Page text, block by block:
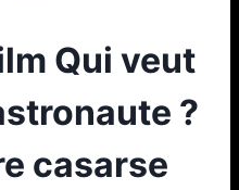
Qui veut
?
casarse